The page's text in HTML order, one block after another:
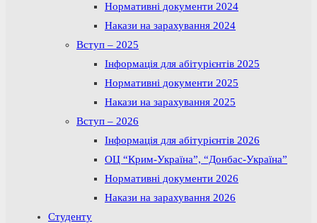
Нормативні документи 2024
Накази на зарахування 2024
Вступ – 2025
Інформація для абітурієнтів 2025
Нормативні документи 2025
Накази на зарахування 2025
Вступ – 2026
Інформація для абітурієнтів 2026
ОЦ “Крим-Україна”, “Донбас-Україна”
Нормативні документи 2026
Накази на зарахування 2026
Студенту